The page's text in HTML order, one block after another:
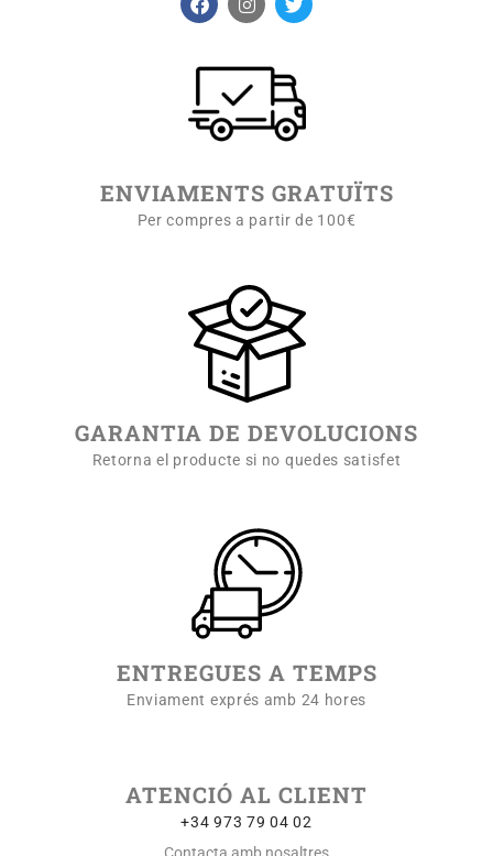
ENVIAMENTS GRATUÏTS
Per compres a partir de 100€
GARANTIA DE DEVOLUCIONS
Retorna el producte si no quedes satisfet
ENTREGUES A TEMPS
Enviament exprés amb 24 hores
ATENCIÓ AL CLIENT
+34 973 79 04 02